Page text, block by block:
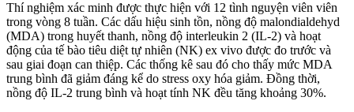
Thí nghiệm xác minh được thực hiện với 12 tình nguyện viên viên
trong vòng 8 tuần. Các dấu hiệu sinh tồn, nồng độ malondialdehyd
(MDA) trong huyết thanh, nồng độ interleukin 2 (IL-2) và hoạt
động của tế bào tiêu diệt tự nhiên (NK) ex vivo được đo trước và
sau giai đoạn can thiệp. Các thống kê sau đó cho thấy mức MDA
trung bình đã giảm đáng kể do stress oxy hóa giảm. Đồng thời,
nồng độ IL-2 trung bình và hoạt tính NK đều tăng khoảng 30%.